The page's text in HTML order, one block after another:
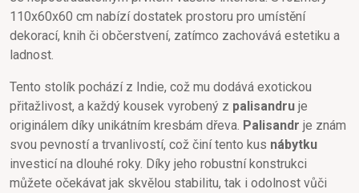
110x60x60 cm nabízí dostatek prostoru pro umístění
dekorací, knih či občerstvení, zatímco zachovává estetiku a
ladnost.
Tento stolík pochází z Indie, což mu dodává exotickou
přitažlivost, a každý kousek vyrobený z palisandru je
originálem díky unikátním kresbám dřeva. Palisandr je znám
svou pevností a trvanlivostí, což činí tento kus nábytku
investicí na dlouhé roky. Díky jeho robustní konstrukci
můžete očekávat jak skvělou stabilitu, tak i odolnost vůči